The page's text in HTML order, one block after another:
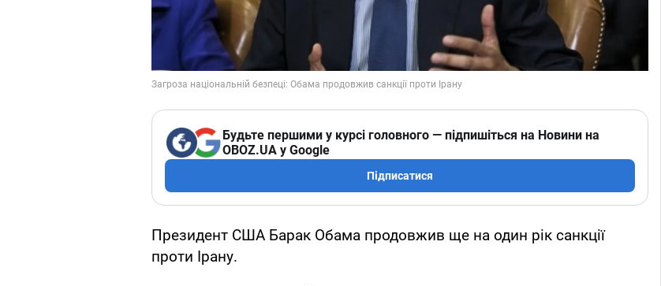
Будьте першими у курсі головного — підпишіться на Новини на
OBOZ.UA у Google
Підписатися
Президент США Барак Обама продовжив ще на один рік санкції
проти Ірану.